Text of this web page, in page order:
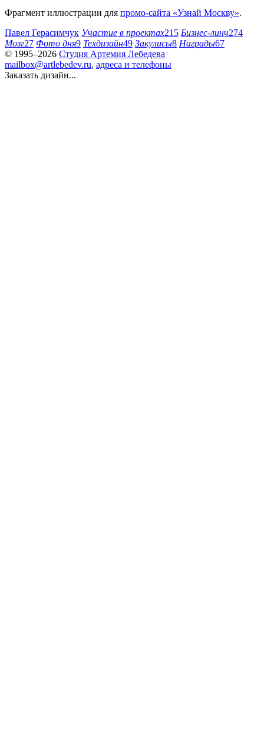
Фрагмент иллюстрации для промо-сайта «Узнай Москву».
Павел Герасимчук Участие в проектах215 Бизнес-линч274
Мозг27 Фото дня9 Техдизайн49 Закулисы8 Награды67
© 1995–2026 Студия Артемия Лебедева
mailbox@artlebedev.ru, адреса и телефоны
Заказать дизайн...